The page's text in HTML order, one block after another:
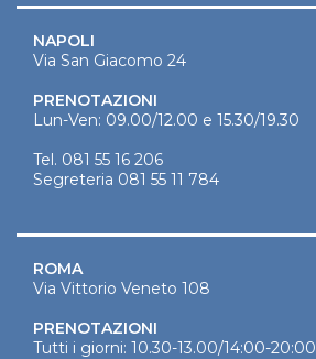
NAPOLI
Via San Giacomo 24
PRENOTAZIONI
Lun-Ven: 09.00/12.00 e 15.30/19.30
Tel. 081 55 16 206
Segreteria 081 55 11 784
ROMA
Via Vittorio Veneto 108
PRENOTAZIONI
Tutti i giorni: 10.30-13.00/14:00-20:00